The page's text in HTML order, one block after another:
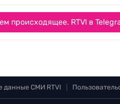
происходящее. RTVI в
данные СМИ RTVI